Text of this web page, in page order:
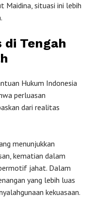
Maidina, situasi ini lebih
di Tengah
Hukum Indonesia
perluasan
dari realitas
menunjukkan
kematian dalam
jahat. Dalam
yang lebih luas
kekuasaan.